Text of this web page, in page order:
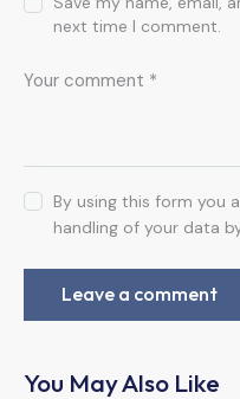
next time I comment.
By using this form you
handling of your data
You May Also Like